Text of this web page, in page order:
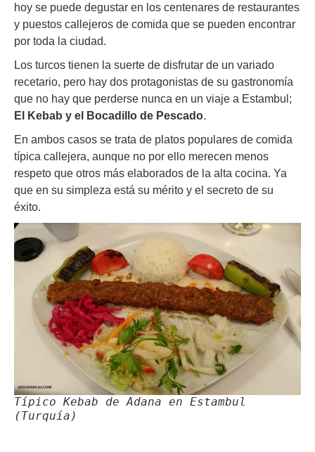
hoy se puede degustar en los centenares de restaurantes
y puestos callejeros de comida que se pueden encontrar
por toda la ciudad.
Los turcos tienen la suerte de disfrutar de un variado
recetario, pero hay dos protagonistas de su gastronomía
que no hay que perderse nunca en un viaje a Estambul;
El Kebab y el Bocadillo de Pescado.
En ambos casos se trata de platos populares de comida
típica callejera, aunque no por ello merecen menos
respeto que otros más elaborados de la alta cocina. Ya
que en su simpleza está su mérito y el secreto de su
éxito.
Típico Kebab de Adana en Estambul
(Turquía)